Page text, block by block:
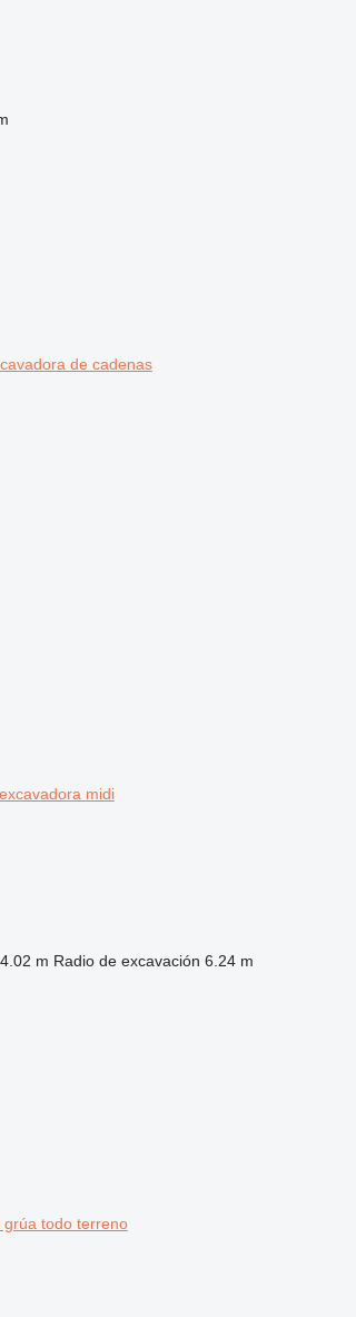
de cadenas
midi
4.02 m Radio de excavación 6.24 m
grúa todo terreno